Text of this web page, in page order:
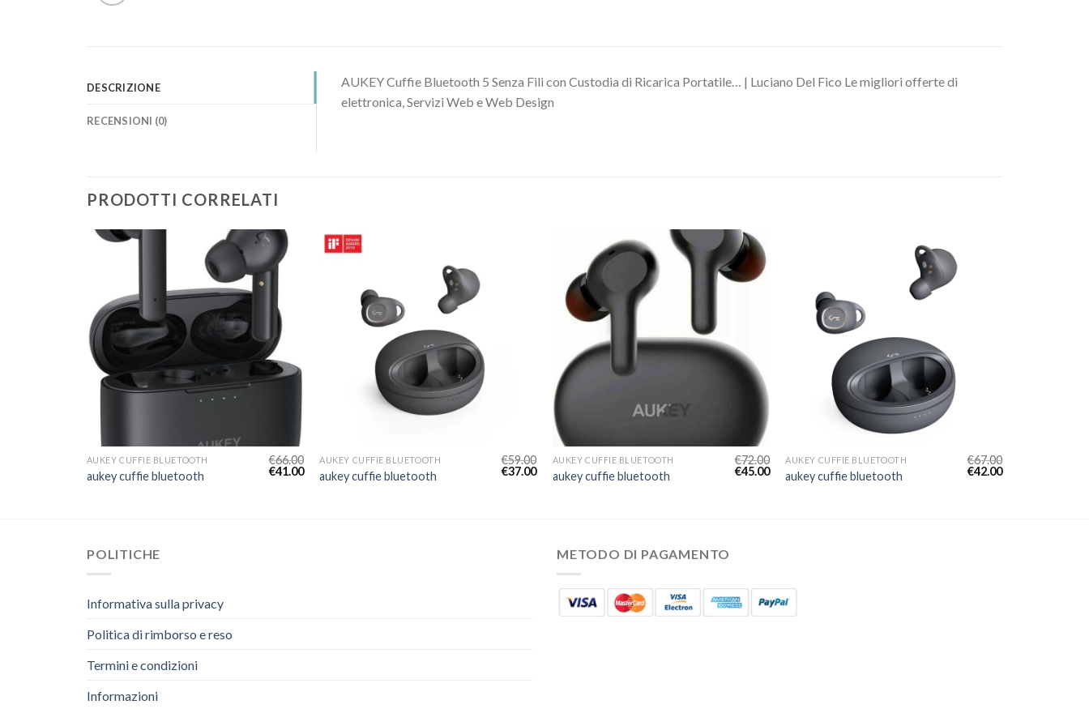
DESCRIZIONE
RECENSIONI (0)
AUKEY Cuffie Bluetooth 5 Senza Fili con Custodia di Ricarica Portatile… | Luciano Del Fico Le migliori offerte di
elettronica, Servizi Web e Web Design
PRODOTTI CORRELATI
AUKEY CUFFIE BLUETOOTH
aukey cuffie bluetooth
€66.00
€41.00
AUKEY CUFFIE BLUETOOTH
aukey cuffie bluetooth
€59.00
€37.00
AUKEY CUFFIE BLUETOOTH
aukey cuffie bluetooth
€72.00
€45.00
AUKEY CUFFIE BLUETOOTH
aukey cuffie bluetooth
€67.00
€42.00
POLITICHE
Informativa sulla privacy
Politica di rimborso e reso
Termini e condizioni
Informazioni
METODO DI PAGAMENTO